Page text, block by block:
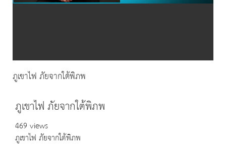
ภูเขาไฟ ภัยจากใต้พิภพ
ภูเขาไฟ ภัยจากใต้พิภพ
469 views
ภูเขาไฟ ภัยจากใต้พิภพ